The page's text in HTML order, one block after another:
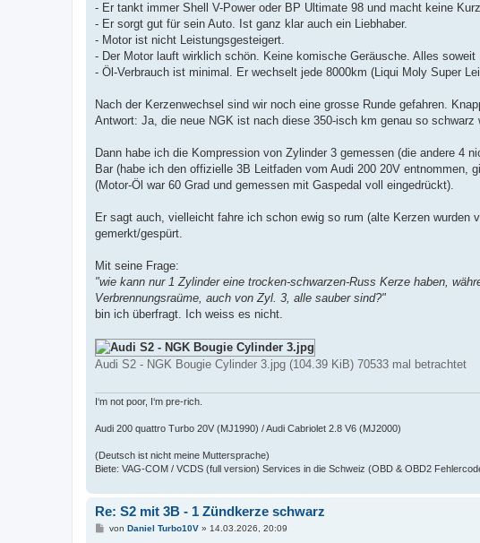
- Er tankt immer Shell V-Power oder BP Ultimate 98 und macht keine
- Er sorgt gut für sein Auto. Ist ganz klar auch ein Liebhaber.
- Motor ist nicht Leistungsgesteigert.
- Der Motor lauft wirklich schön. Keine komische Geräusche. Alles soweit
- Öl-Verbrauch ist minimal. Er wechselt jede 8000km (Liqui Moly Super
Nach der Kerzenwechsel sind wir noch eine grosse Runde gefahren.
Antwort: Ja, die neue NGK ist nach diese 350-isch km genau so
Dann habe ich die Kompression von Zylinder 3 gemessen (die andere 4
Bar (habe ich den offizielle 3B Leitfaden vom Audi 200 20V entnommen,
(Motor-Öl war 60 Grad und gemessen mit Gaspedal voll eingedrückt).
Er sagt auch, vielleicht fahre ich schon ewig so rum (alte Kerzen
gemerkt/gespürt.
Mit seine Frage:
"wie kann nur 1 Zylinder eine trocken-schwarzen-Russ Kerze haben,
Verbrennungsraüme, auch von Zyl. 3, alle sauber sind?"
bin ich überfragt. Ich weiss es nicht.
Audi S2 - NGK Bougie Cylinder 3.jpg (104.39 KiB) 70533 mal betrachtet
I‘m not poor, I‘m pre-rich.
Audi 200 quattro Turbo 20V (MJ1990) / Audi Cabriolet 2.8 V6 (MJ2000)
(Deutsch ist nicht meine Muttersprache)
Biete: VAG-COM / VCDS (full version) Services in die Schweiz (OBD & OBD2
Re: S2 mit 3B - 1 Zündkerze schwarz
Bvon Daniel Turbo10V» 14.03.2026, 20:09